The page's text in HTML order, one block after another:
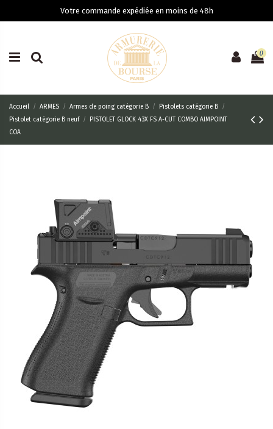
Votre commande expédiée en moins de 48h
0
Accueil ARMES Armes de poing catégorie B
Pistolets catégorie B
Pistolet catégorie B neuf
PISTOLET GLOCK 43X FS A-CUT COMBO AIMPOINT
COA